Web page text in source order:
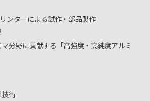
ンターによる試作・部品製作
分野に貢献する「高強度・高純度アルミ
技術